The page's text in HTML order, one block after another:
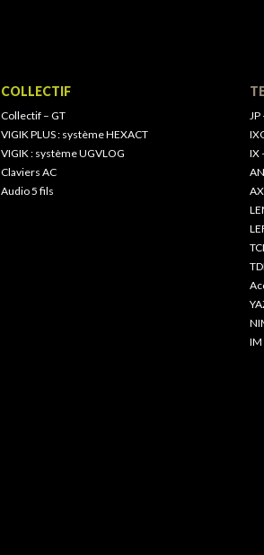
COLLECTIF
Collectif – GT
VIGIK PLUS : système HEXACT
VIGIK : système UGVLOG
Claviers AC
Audio 5 fils
JP
IX
IM